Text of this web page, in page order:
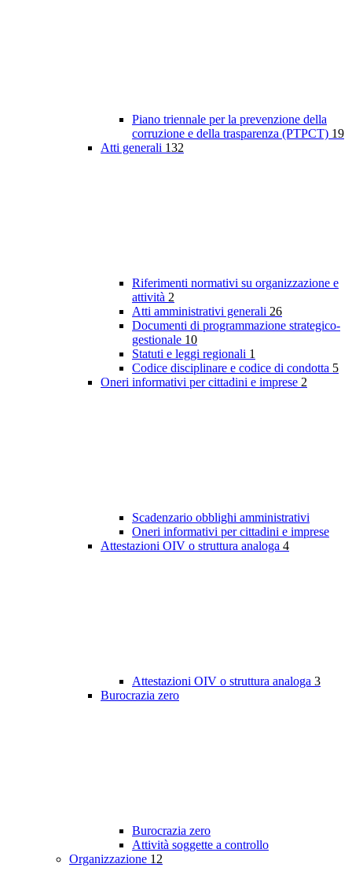
Piano triennale per la prevenzione della
corruzione e della trasparenza (PTPCT) 19
Atti generali 132
Riferimenti normativi su organizzazione e
attività 2
Atti amministrativi generali 26
Documenti di programmazione strategico-
gestionale 10
Statuti e leggi regionali 1
Codice disciplinare e codice di condotta 5
Oneri informativi per cittadini e imprese 2
Scadenzario obblighi amministrativi
Oneri informativi per cittadini e imprese
Attestazioni OIV o struttura analoga 4
Attestazioni OIV o struttura analoga 3
Burocrazia zero
Burocrazia zero
Attività soggette a controllo
Organizzazione 12